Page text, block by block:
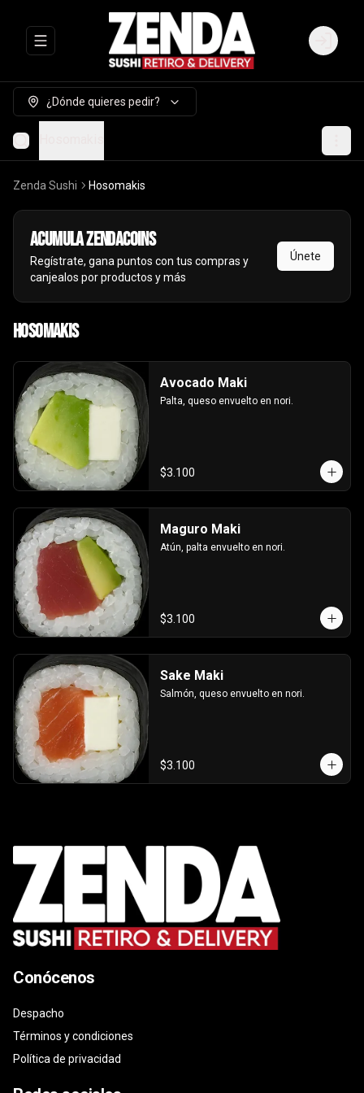
Abrir menu de navegación Login
¿Dónde quieres pedir?
Zenda Sushi Hosomakis
AcumulaZendaCoins
Regístrate, gana puntos con tus compras y
canjealos por productos y más
Únete
Hosomakis
Avocado Maki
Palta, queso envuelto en nori.
$3.100
Maguro Maki
Atún, palta envuelto en nori.
$3.100
Sake Maki
Salmón, queso envuelto en nori.
$3.100
Conócenos
Despacho
Términos y condiciones
Política de privacidad